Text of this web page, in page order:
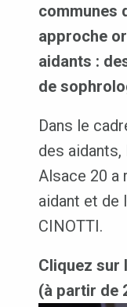
communes
approche
aidants :
de
Dans le
des
Alsace 20 a
aidant et de
CINOTTI.
Cliquez sur
(à partir de